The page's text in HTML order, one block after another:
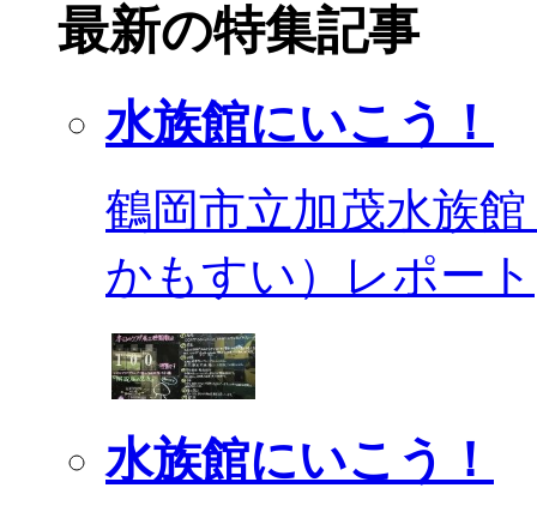
最新の特集記事
水族館にいこう！
鶴岡市立加茂水族
かもすい）レポート
水族館にいこう！